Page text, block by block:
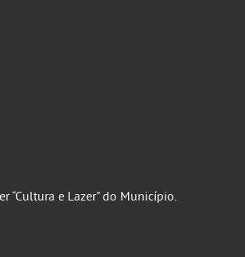
“Cultura e Lazer" do Município.